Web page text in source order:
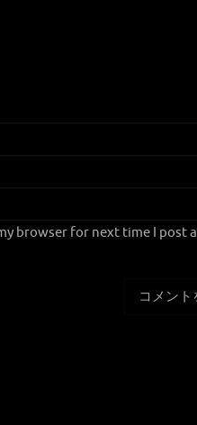
browser for next time I post a